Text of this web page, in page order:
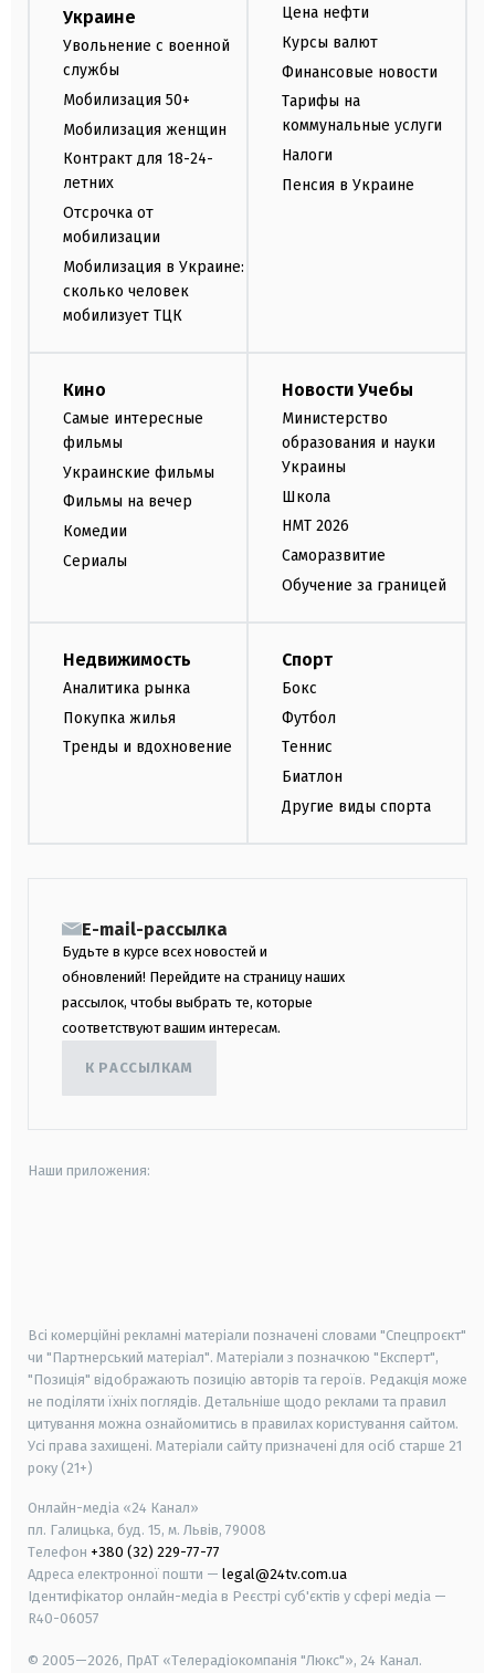
Украине
Увольнение с военной
службы
Мобилизация 50+
Мобилизация женщин
Контракт для 18-24-
летних
Отсрочка от
мобилизации
Мобилизация в Украине:
сколько человек
мобилизует ТЦК
Цена нефти
Курсы валют
Финансовые новости
Тарифы на
коммунальные услуги
Налоги
Пенсия в Украине
Кино
Самые интересные
фильмы
Украинские фильмы
Фильмы на вечер
Комедии
Сериалы
Новости Учебы
Министерство
образования и науки
Украины
Школа
НМТ 2026
Саморазвитие
Обучение за границей
Недвижимость
Аналитика рынка
Покупка жилья
Тренды и вдохновение
Спорт
Бокс
Футбол
Теннис
Биатлон
Другие виды спорта
E-mail-рассылка
Будьте в курсе всех новостей и
обновлений! Перейдите на страницу наших
рассылок, чтобы выбрать те, которые
соответствуют вашим интересам.
К РАССЫЛКАМ
Наши приложения:
Всі комерційні рекламні матеріали позначені словами "Спецпроєкт"
чи "Партнерський матеріал". Матеріали з позначкою "Експерт",
"Позиція" відображають позицію авторів та героїв. Редакція може
не поділяти їхніх поглядів. Детальніше щодо реклами та правил
цитування можна ознайомитись в правилах користування сайтом.
Усі права захищені. Матеріали сайту призначені для осіб старше 21
року (21+)
Онлайн-медіа «24 Канал»
пл. Галицька, буд. 15, м. Львів, 79008
Телефон +380 (32) 229-77-77
Адреса електронної пошти — legal@24tv.com.ua
Ідентифікатор онлайн-медіа в Реєстрі суб'єктів у сфері медіа —
R40-06057
© 2005—2026, ПрАТ «Телерадіокомпанія "Люкс"», 24 Канал.